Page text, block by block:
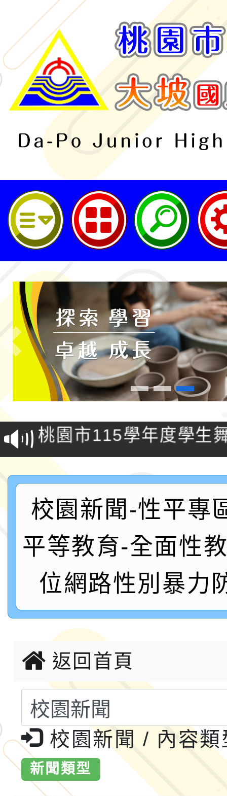
桃園市立大坡國民中學
Previous
轉知桃園市政府交通局
共運輸服務，鼓勵民眾
桃「我的減碳存摺2.0
案，詳如說明，請參閱
115年第二屆全國原住
2026年新北亞洲盃暨
鐵人三項錦標賽
桃園市115學年度學生
「2026年『王牌愛／
運動系列徵選頒獎典禮
成果展」
2026城鎮韌性防空演習
桃園市大溪自造教育及
年八月份教師研習
國立成功大學辦理「台
融平台-教案暨教學示
115學年度「學習扶助
小時認證研習計畫」
義教育推展貢獻獎」實
轉知桃園市政府交通局
共運輸服務，鼓勵民眾
桃「我的減碳存摺2.0
案，詳如說明，請參閱
115年第二屆全國原住
2026年新北亞洲盃暨
鐵人三項錦標賽
桃園市115學年度學生
「2026年『王牌愛／
運動系列徵選頒獎典禮
2026城鎮韌性防空演習
校園新聞-性平專
平等教育-全面性
位網路性別暴力
返回首頁
校園新聞 / 內容類
新聞類型